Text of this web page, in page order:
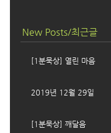
New Posts/최근글
[1분묵상] 열린 마음
2019년 12월 29일
[1분묵상] 깨달음